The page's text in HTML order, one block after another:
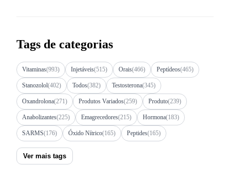
Tags de categorias
Vitaminas(993) Injetáveis(515) Orais(466) Peptídeos(465)
Stanozolol(402) Todos(382) Testosterona(345)
Oxandrolona(271) Produtos Variados(259) Produto(239)
Anabolizantes(225) Emagrecedores(215) Hormona(183)
SARMS(176) Óxido Nítrico(165) Peptides(165)
Ver mais tags